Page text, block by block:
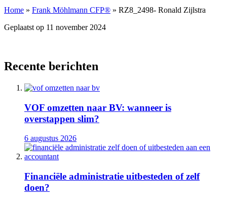
Home » Frank Möhlmann CFP® » RZ8_2498- Ronald Zijlstra
Geplaatst op 11 november 2024
Recente berichten
VOF omzetten naar BV: wanneer is
overstappen slim?
6 augustus 2026
Financiële administratie uitbesteden of zelf
doen?